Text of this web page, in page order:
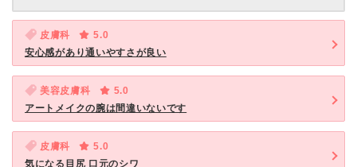
皮膚科
5.0
安心感があり通いやすさが良い
美容皮膚科
5.0
アートメイクの腕は間違いないです
皮膚科
5.0
気になる目尻 口元のシワ